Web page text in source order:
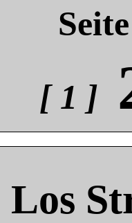
[ 1 ]
Los